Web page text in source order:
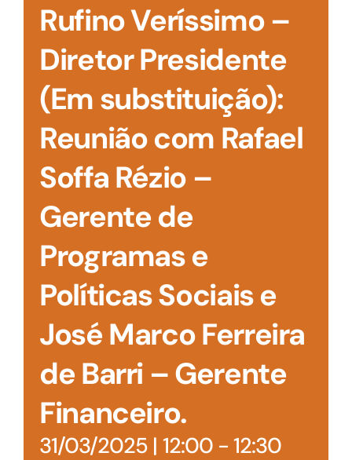
Rufino Veríssimo –
Diretor Presidente
(Em substituição):
Reunião com Rafael
Soffa Rézio –
Gerente de
Programas e
Políticas Sociais e
José Marco Ferreira
de Barri – Gerente
Financeiro.
31/03/2025 | 12:00- 12:30